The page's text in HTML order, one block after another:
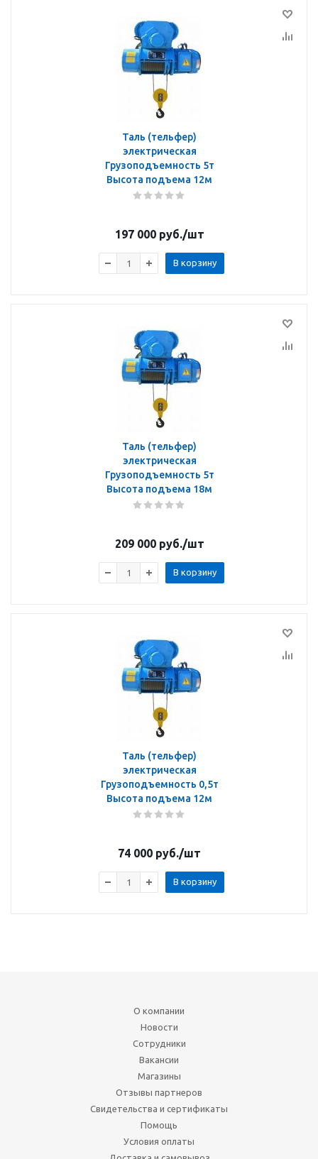
Таль (тельфер)
электрическая
Грузоподъемность 5т
Высота подъема 12м
197 000руб./шт
В корзину
Таль (тельфер)
электрическая
Грузоподъемность 5т
Высота подъема 18м
209 000руб./шт
В корзину
Таль (тельфер)
электрическая
Грузоподъемность 0,5т
Высота подъема 12м
74 000 руб./шт
В корзину
О компании
Новости
Сотрудники
Вакансии
Магазины
Отзывы партнеров
Свидетельства и сертификаты
Помощь
Условия оплаты